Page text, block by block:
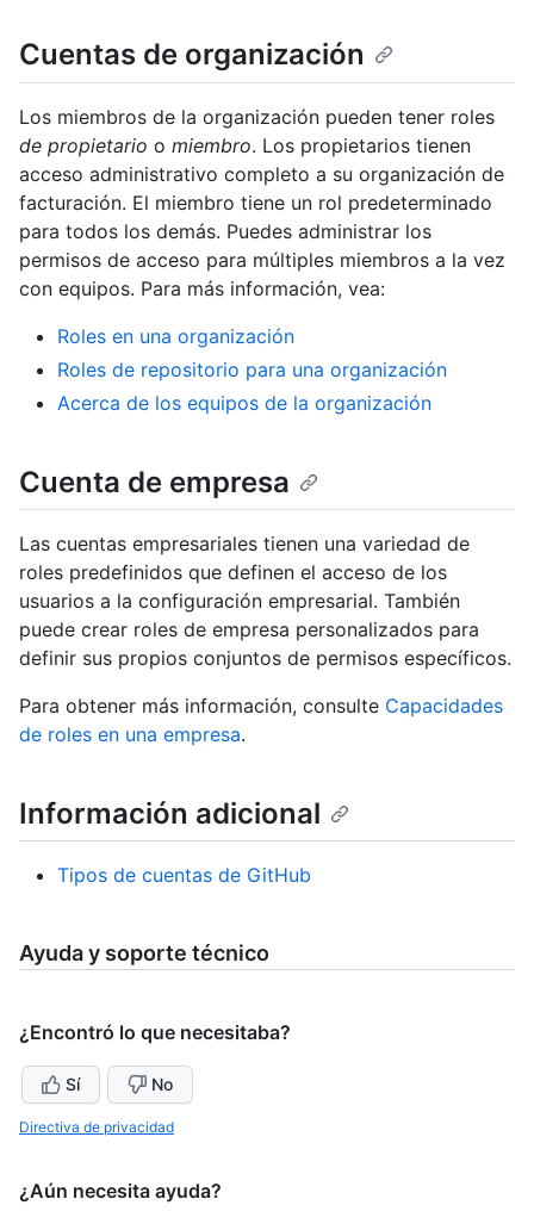
Cuentas de organización
Los miembros de la organización pueden tener roles
de propietario o miembro. Los propietarios tienen
acceso administrativo completo a su organización de
facturación. El miembro tiene un rol predeterminado
para todos los demás. Puedes administrar los
permisos de acceso para múltiples miembros a la vez
con equipos. Para más información, vea:
Roles en una organización
Roles de repositorio para una organización
Acerca de los equipos de la organización
Cuenta de empresa
Las cuentas empresariales tienen una variedad de
roles predefinidos que definen el acceso de los
usuarios a la configuración empresarial. También
puede crear roles de empresa personalizados para
definir sus propios conjuntos de permisos específicos.
Para obtener más información, consulte Capacidades
de roles en una empresa.
Información adicional
Tipos de cuentas de GitHub
Ayuda y soporte técnico
¿Encontró lo que necesitaba?
Sí No
Directiva de privacidad
¿Aún necesita ayuda?